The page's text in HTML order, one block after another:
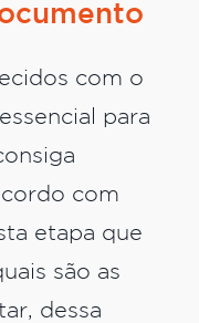
com o
para
com
etapa que
são as
dessa